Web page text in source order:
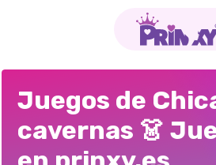
VESTIR
PARA
NIÑAS
DE
LA
CUEVA
Juegos de
cavernas 👗